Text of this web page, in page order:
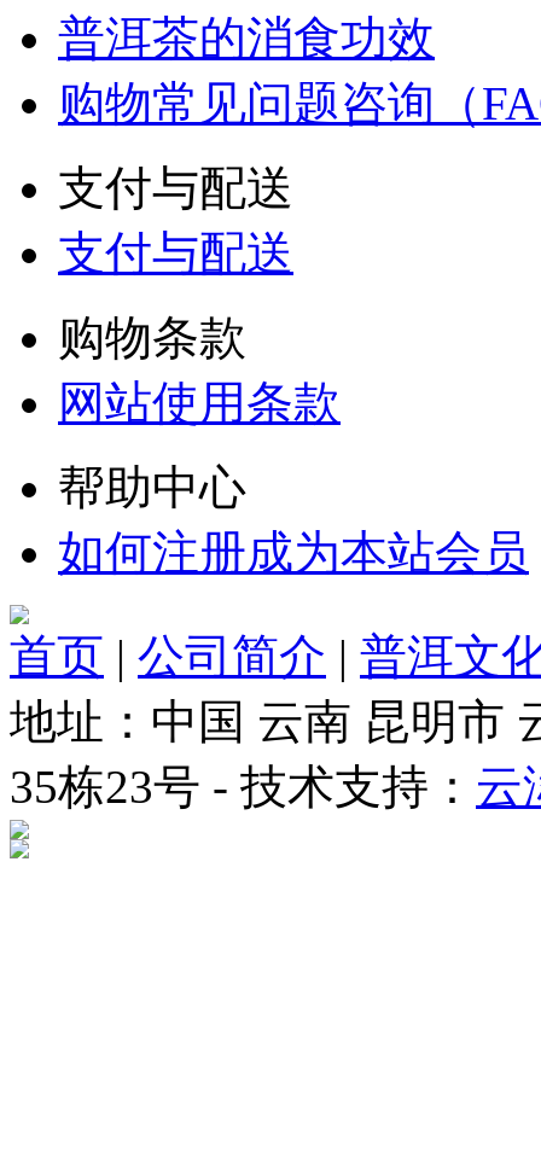
普洱茶的消食功效
购物常见问题咨询（
支付与配送
支付与配送
购物条款
网站使用条款
帮助中心
如何注册成为本站会员
首页 | 公司简介 | 普洱文
地址：中国 云南 昆明市
35栋23号 - 技术支持： 云